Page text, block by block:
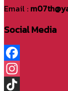
Email :
Social Media
Facebook
Instagram